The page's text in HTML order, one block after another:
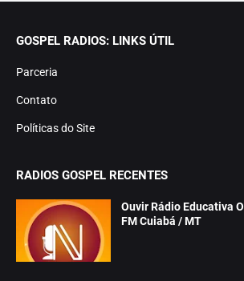
GOSPEL RADIOS: LINKS ÚTIL
Parceria
Contato
Políticas do Site
RADIOS GOSPEL RECENTES
Ouvir Rádio Educativa
FM Cuiabá / MT